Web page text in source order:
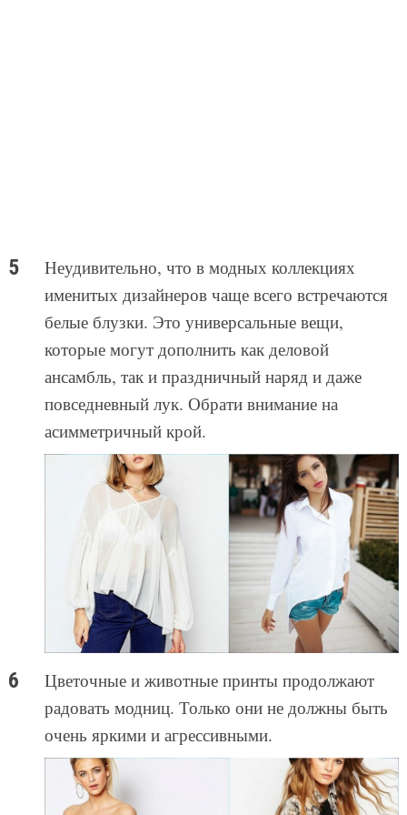
Неудивительно, что в модных коллекциях
именитых дизайнеров чаще всего встречаются
белые блузки. Это универсальные вещи,
которые могут дополнить как деловой
ансамбль, так и праздничный наряд и даже
повседневный лук. Обрати внимание на
асимметричный крой.
Цветочные и животные принты продолжают
радовать модниц. Только они не должны быть
очень яркими и агрессивными.